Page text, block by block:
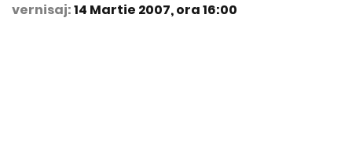
vernisaj:14 Martie 2007, ora 16:00